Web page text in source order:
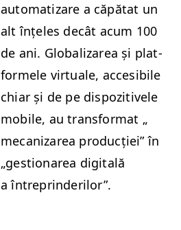
autom­a­ti­zare a căpă­tat un
alt înțe­les decât acum 100
de ani. Glob­alizarea și plat­
formele vir­tuale, acce­si­bile
chiar și de pe dis­poz­i­tivele
mobile, au trans­for­mat „
mecanizarea pro­ducției” în
„ges­tionarea dig­i­tală
a întreprinderilor”.